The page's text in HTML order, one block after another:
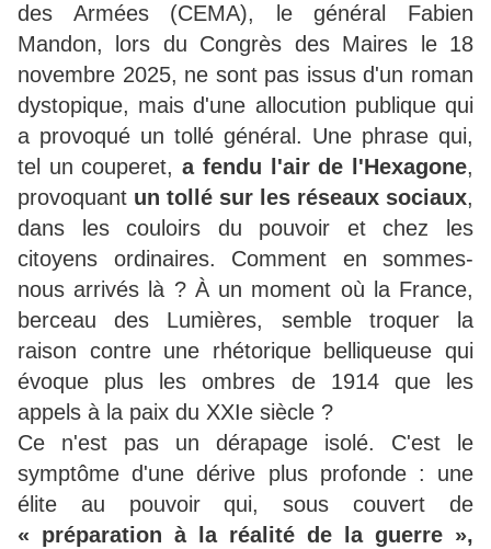
des Armées (CEMA), le général Fabien
Mandon, lors du Congrès des Maires le 18
novembre 2025, ne sont pas issus d'un roman
dystopique, mais d'une allocution publique qui
a provoqué un tollé général. Une phrase qui,
tel un couperet,a fendu l'air de l'Hexagone,
provoquant un tollé sur les réseaux sociaux,
dans les couloirs du pouvoir et chez les
citoyens ordinaires. Comment en sommes-
nous arrivés là ? À un moment où la France,
berceau des Lumières, semble troquer la
raison contre une rhétorique belliqueuse qui
évoque plus les ombres de 1914 que les
appels à la paix du XXIe siècle ?
Ce n'est pas un dérapage isolé. C'est le
symptôme d'une dérive plus profonde : une
élite au pouvoir qui, sous couvert de
« préparation à la réalité de la guerre »,